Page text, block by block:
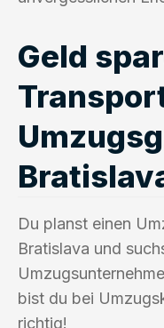
Geld
Du planst einen
Bratislava und
bist du bei
richtig!